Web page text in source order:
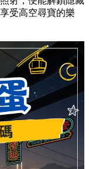
受高空尋寶的樂